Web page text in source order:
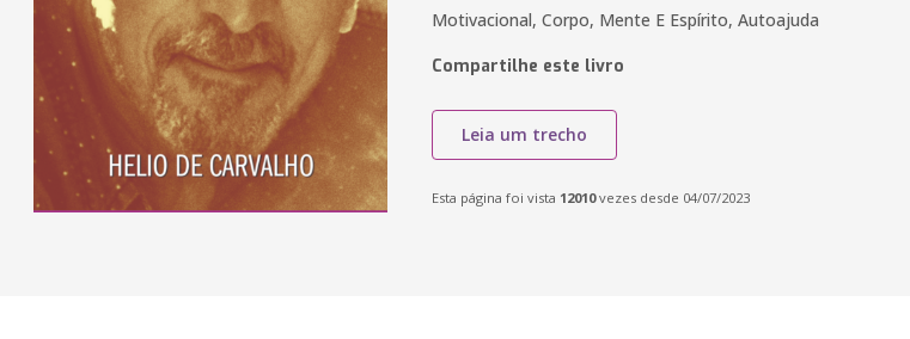
Motivacional, Corpo, Mente E Espírito, Autoajuda
Compartilhe este livro
Leia um trecho
Esta página foi vista 12010vezes desde 04/07/2023